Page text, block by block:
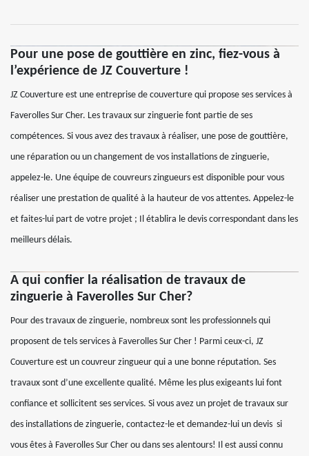
Pour une pose de gouttière en zinc, fiez-vous à
l’expérience de JZ Couverture !
JZ Couverture est une entreprise de couverture qui propose ses services à
Faverolles Sur Cher. Les travaux sur zinguerie font partie de ses
compétences. Si vous avez des travaux à réaliser, une pose de gouttière,
une réparation ou un changement de vos installations de zinguerie,
appelez-le. Une équipe de couvreurs zingueurs est disponible pour vous
réaliser une prestation de qualité à la hauteur de vos attentes. Appelez-le
et faites-lui part de votre projet ; Il établira le devis correspondant dans les
meilleurs délais.
A qui confier la réalisation de travaux de
zinguerie à Faverolles Sur Cher?
Pour des travaux de zinguerie, nombreux sont les professionnels qui
proposent de tels services à Faverolles Sur Cher ! Parmi ceux-ci, JZ
Couverture est un couvreur zingueur qui a une bonne réputation. Ses
travaux sont d’une excellente qualité. Même les plus exigeants lui font
confiance et sollicitent ses services. Si vous avez un projet de travaux sur
des installations de zinguerie, contactez-le et demandez-lui un devis si
vous êtes à Faverolles Sur Cher ou dans ses alentours! Il est aussi connu